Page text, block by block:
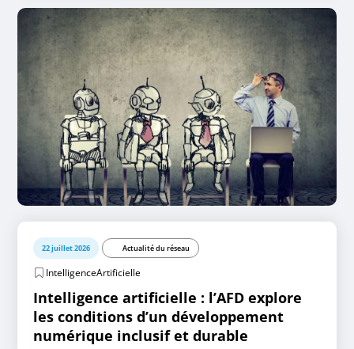
22 juillet 2026 Actualité du réseau
IntelligenceArtificielle
Intelligence artificielle : l’AFD explore
les conditions d’un développement
numérique inclusif et durable